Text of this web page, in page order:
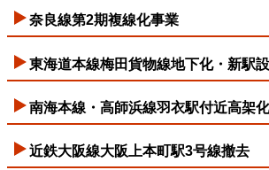
奈良線第2期複線化事業
東海道本線梅田貨物線地下化・新駅
南海本線・高師浜線羽衣駅付近高架
近鉄大阪線大阪上本町駅3号線撤去